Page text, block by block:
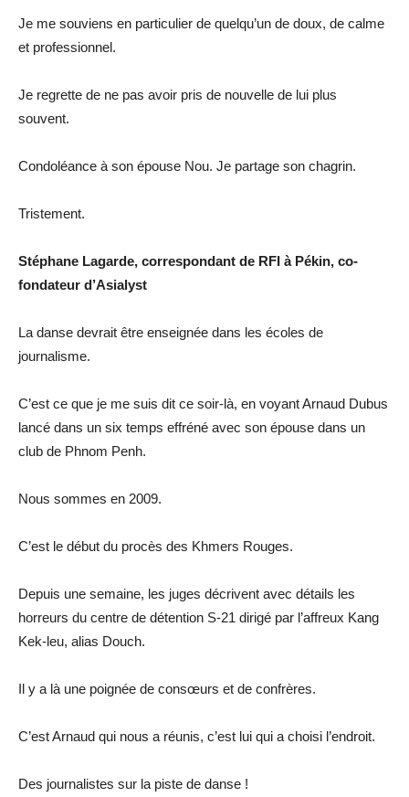
Je me souviens en particulier de quelqu’un de doux, de calme
et professionnel.
Je regrette de ne pas avoir pris de nouvelle de lui plus
souvent.
Condoléance à son épouse Nou. Je partage son chagrin.
Tristement.
Stéphane Lagarde, correspondant de RFI à Pékin, co-
fondateur d’Asialyst
La danse devrait être enseignée dans les écoles de
journalisme.
C’est ce que je me suis dit ce soir-là, en voyant Arnaud Dubus
lancé dans un six temps effréné avec son épouse dans un
club de Phnom Penh.
Nous sommes en 2009.
C’est le début du procès des Khmers Rouges.
Depuis une semaine, les juges décrivent avec détails les
horreurs du centre de détention S-21 dirigé par l’affreux Kang
Kek-leu, alias Douch.
Il y a là une poignée de consœurs et de confrères.
C’est Arnaud qui nous a réunis, c’est lui qui a choisi l’endroit.
Des journalistes sur la piste de danse !